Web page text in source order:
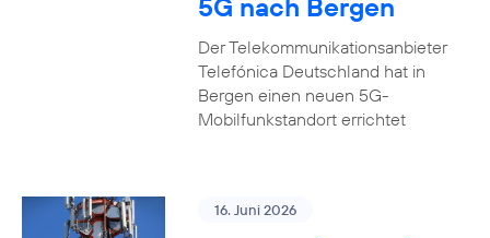
5G nach Bergen
Der Telekommunikationsanbieter
Telefónica Deutschland hat in
Bergen einen neuen 5G-
Mobilfunkstandort errichtet
16. Juni 2026